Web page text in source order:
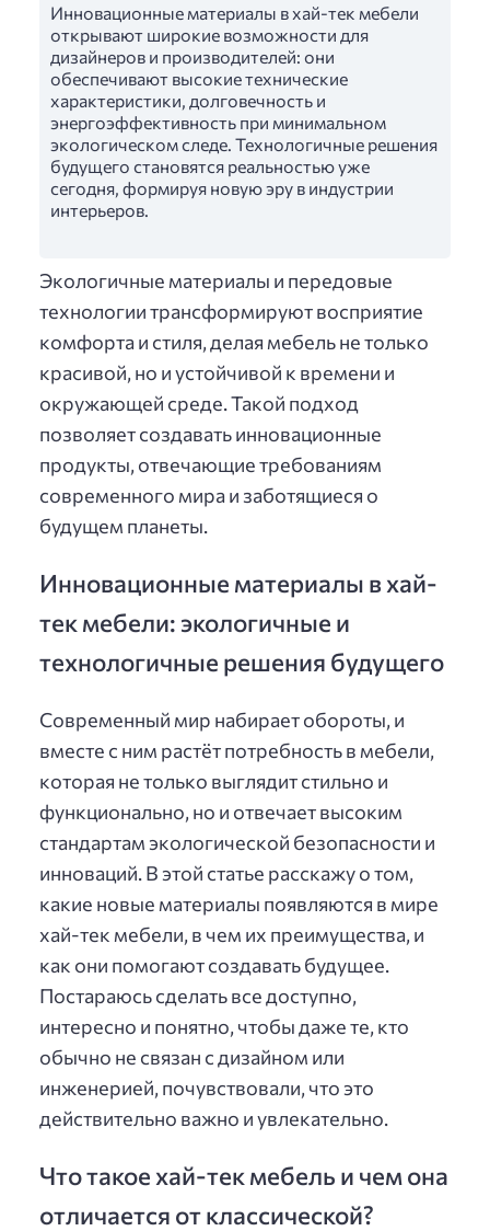
Инновационные материалы в хай-тек мебели
открывают широкие возможности для
дизайнеров и производителей: они
обеспечивают высокие технические
характеристики, долговечность и
энергоэффективность при минимальном
экологическом следе. Технологичные решения
будущего становятся реальностью уже
сегодня, формируя новую эру в индустрии
интерьеров.
Экологичные материалы и передовые
технологии трансформируют восприятие
комфорта и стиля, делая мебель не только
красивой, но и устойчивой к времени и
окружающей среде. Такой подход
позволяет создавать инновационные
продукты, отвечающие требованиям
современного мира и заботящиеся о
будущем планеты.
Инновационные материалы в хай-
тек мебели: экологичные и
технологичные решения будущего
Современный мир набирает обороты, и
вместе с ним растёт потребность в мебели,
которая не только выглядит стильно и
функционально, но и отвечает высоким
стандартам экологической безопасности и
инноваций. В этой статье расскажу о том,
какие новые материалы появляются в мире
хай-тек мебели, в чем их преимущества, и
как они помогают создавать будущее.
Постараюсь сделать все доступно,
интересно и понятно, чтобы даже те, кто
обычно не связан с дизайном или
инженерией, почувствовали, что это
действительно важно и увлекательно.
Что такое хай-тек мебель и чем она
отличается от классической?